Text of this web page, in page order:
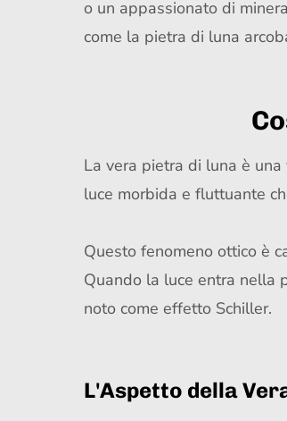
o un appassionato di
come la pietra di luna
La vera pietra di luna è
luce morbida e fluttuante
Questo fenomeno ottico è
Quando la luce entra nella
noto come effetto Schiller.
L'Aspetto della